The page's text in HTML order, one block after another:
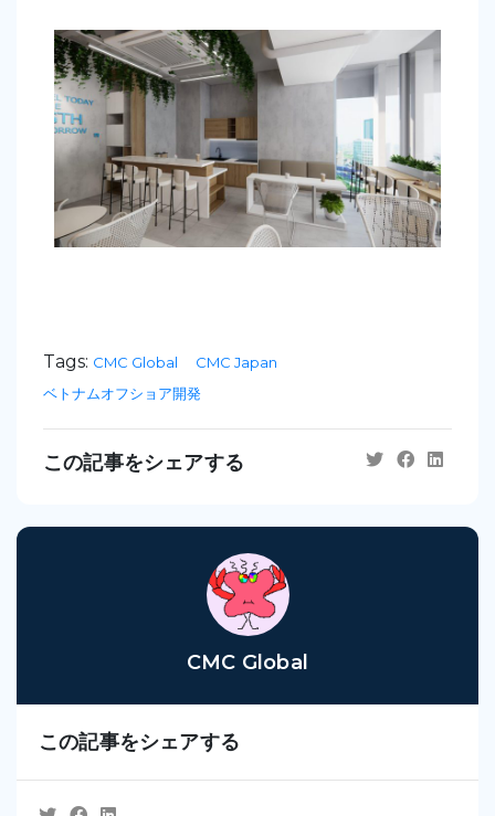
Tags: CMC Global
CMC Japan
ベトナムオフショア開発
この記事をシェアする
CMC Global
この記事をシェアする